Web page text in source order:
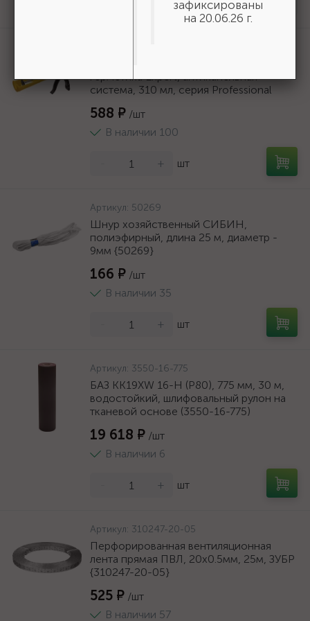
Нет в наличии
герметика Expert, антикапельная
система, 310 мл, серия Professional
588 ₽ /шт
В наличии 100
+ шт
Артикул: 50269
Шнур хозяйственный СИБИН,
полиэфирный, длина 25 м, диаметр -
9мм {50269}
166 ₽ /шт
В наличии 35
+ шт
Артикул: 3550-16-775
БАЗ KK19XW 16-H (Р80), 775 мм, 30 м,
водостойкий, шлифовальный рулон на
тканевой основе (3550-16-775)
19 618 ₽ /шт
В наличии 6
+ шт
Артикул: 310247-20-05
Перфорированная вентиляционная
лента прямая ПВЛ, 20х0.5мм, 25м, ЗУБР
{310247-20-05}
525 ₽ /шт
В наличии 57
зафиксированы
на 20.06.26 г.